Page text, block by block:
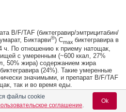
B/F/TAF (биктегравир/эмтрицитабин/
Биктарви®) Cmax биктегравира в
ч. По отношению к приему натощак,
с умеренным (~600 ккал, 27%
50% жира) содержанием жира
(24%). Такие умеренные
значимыми, и препарат B/F/TAF
так и во время еды.
внутрь препарата B/F/TAF натощак
взрослых средние
параметры фармакокинетики
файлы cookie
соглашение.
Ok